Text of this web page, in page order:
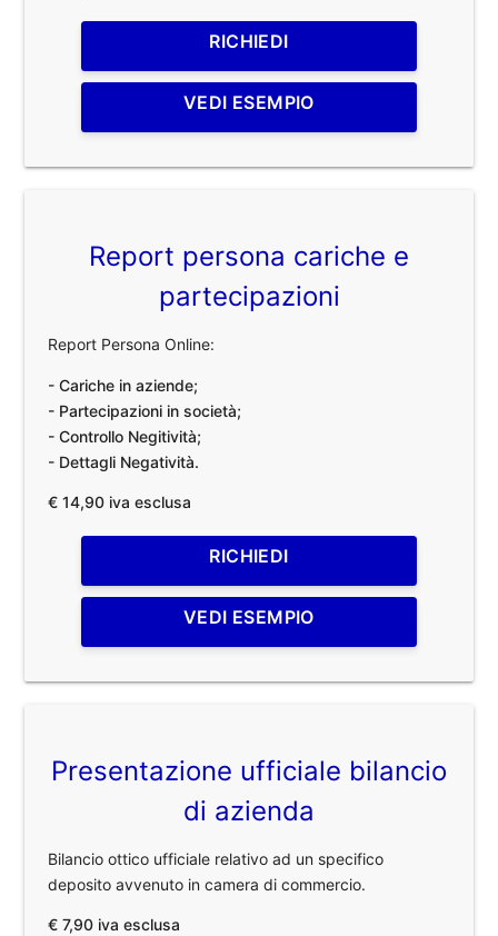
RICHIEDI
VEDI ESEMPIO
Report persona cariche e
partecipazioni
Report Persona Online:
- Cariche in aziende;
- Partecipazioni in società;
- Controllo Negitività;
- Dettagli Negatività.
€ 14,90 iva esclusa
RICHIEDI
VEDI ESEMPIO
Presentazione ufficiale bilancio
di azienda
Bilancio ottico ufficiale relativo ad un specifico
deposito avvenuto in camera di commercio.
€ 7,90 iva esclusa